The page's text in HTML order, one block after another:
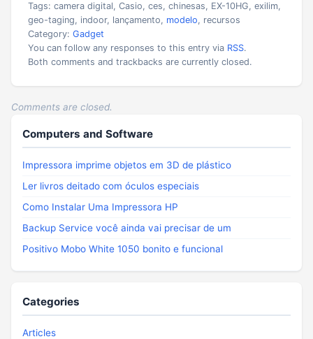
Tags: camera digital, Casio, ces, chinesas, EX-10HG, exilim,
geo-taging, indoor, lançamento, modelo, recursos
Category: Gadget
You can follow any responses to this entry via RSS.
Both comments and trackbacks are currently closed.
Comments are closed.
Computers and Software
Impressora imprime objetos em 3D de plástico
Ler livros deitado com óculos especiais
Como Instalar Uma Impressora HP
Backup Service você ainda vai precisar de um
Positivo Mobo White 1050 bonito e funcional
Categories
Articles